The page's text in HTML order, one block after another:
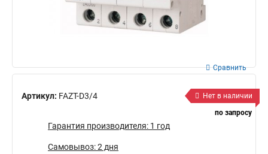
Артикул: FAZT-D3/4
Сравнить
Нет в наличии
по запросу
Гарантия производителя: 1 год
Самовывоз: 2 дня